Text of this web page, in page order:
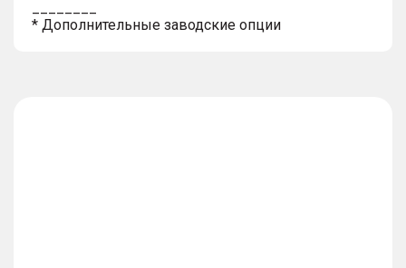
* Дополнительные заводские опции